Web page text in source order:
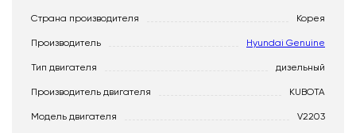
Страна производителя Корея
Производитель Hyundai Genuine
Тип двигателя дизельный
Производитель двигателя KUBOTA
Модель двигателя V2203